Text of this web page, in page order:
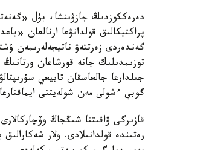
دەرەككوزدىڭ جازۋىنشا، بۇل
پراكتيكالىق قولدانۋعا ارنالعان
گەندەردى زەرتتەۋ ناتيجەلەرىمەن
توزىمدىلىك جانە قورشاعان ورتانىڭ
جىلدارعا جالعاسقان تابيعي
گوبي ءشولى مەن شولەيتتى
قازىرگى ۋاقىتتا شىڭجاڭ
رەتىندە قولدانىلادى. ولار